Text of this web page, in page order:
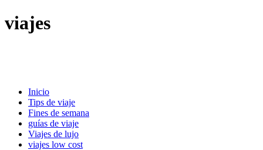
viajes
Inicio
Tips de viaje
Fines de semana
guías de viaje
Viajes de lujo
viajes low cost